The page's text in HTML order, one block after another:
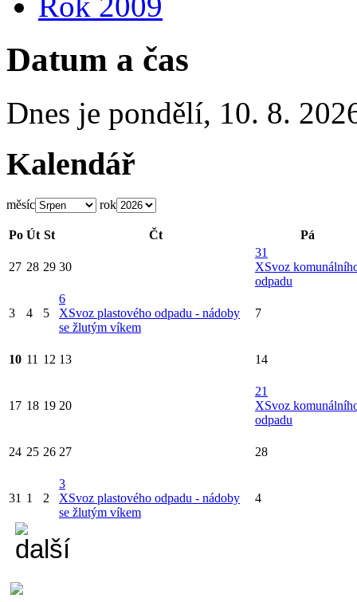
Datum a čas
Dnes je pondělí, 10. 8.
Kalendář
měsíc rok
Po Út St Čt Pá
27 28 29 30
31
XSvoz
odpadu
3 4 5
6
XSvoz plastového odpadu - nádoby
se žlutým víkem
7
10 11 12 13 14
17 18 19 20
21
XSvoz
odpadu
24 25 26 27 28
31 1 2
3
XSvoz plastového odpadu - nádoby
se žlutým víkem
4